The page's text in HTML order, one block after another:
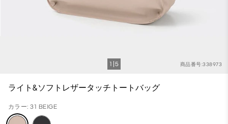
商品番号:338973
1 5
ライト&ソフトレザータッチトートバッグ
カラー: 31 BEIGE